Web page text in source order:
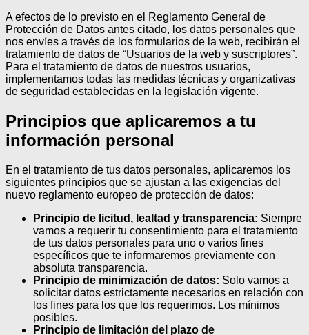
A efectos de lo previsto en el Reglamento General de
Protección de Datos antes citado, los datos personales que
nos envíes a través de los formularios de la web, recibirán el
tratamiento de datos de “Usuarios de la web y suscriptores”.
Para el tratamiento de datos de nuestros usuarios,
implementamos todas las medidas técnicas y organizativas
de seguridad establecidas en la legislación vigente.
Principios que aplicaremos a tu
información personal
En el tratamiento de tus datos personales, aplicaremos los
siguientes principios que se ajustan a las exigencias del
nuevo reglamento europeo de protección de datos:
Principio de licitud, lealtad y transparencia: Siempre
vamos a requerir tu consentimiento para el tratamiento
de tus datos personales para uno o varios fines
específicos que te informaremos previamente con
absoluta transparencia.
Principio de minimización de datos: Solo vamos a
solicitar datos estrictamente necesarios en relación con
los fines para los que los requerimos. Los mínimos
posibles.
Principio de limitación del plazo de